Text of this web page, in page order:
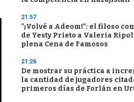
21:57
"¡Volvé a Adeom!": el filoso
de Yesty Prieto a Valeria
plena Cena de Famosos
21:26
De mostrar su práctica a
la cantidad de jugadores
primeros días de Forlán en